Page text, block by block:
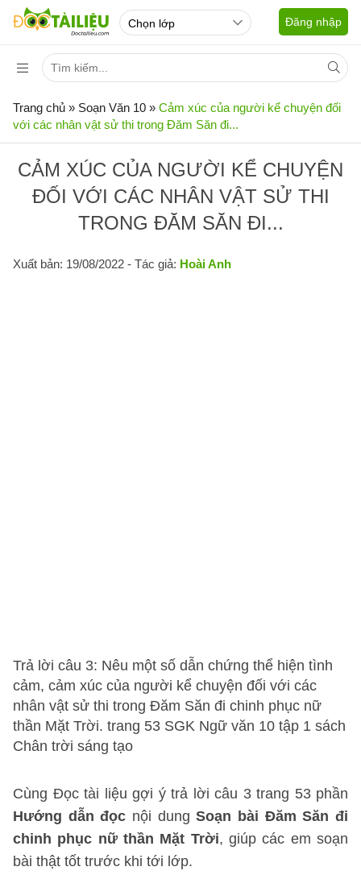
Đăng nhập
Trang chủ » Soạn Văn 10 » Cảm xúc của người kể chuyện đối
với các nhân vật sử thi trong Đăm Săn đi...
CẢM XÚC CỦA NGƯỜI KỂ CHUYỆN
ĐỐI VỚI CÁC NHÂN VẬT SỬ THI
TRONG ĐĂM SĂN ĐI...
Xuất bản: 19/08/2022 - Tác giả: Hoài Anh
Trả lời câu 3: Nêu một số dẫn chứng thể hiện tình
cảm, cảm xúc của người kể chuyện đối với các
nhân vật sử thi trong Đăm Săn đi chinh phục nữ
thần Mặt Trời. trang 53 SGK Ngữ văn 10 tập 1 sách
Chân trời sáng tạo
Cùng Đọc tài liệu gợi ý trả lời câu 3 trang 53 phần
Hướng dẫn đọc nội dungSoạn bài Đăm Săn đi
chinh phục nữ thần Mặt Trời, giúp các em soạn
bài thật tốt trước khi tới lớp.